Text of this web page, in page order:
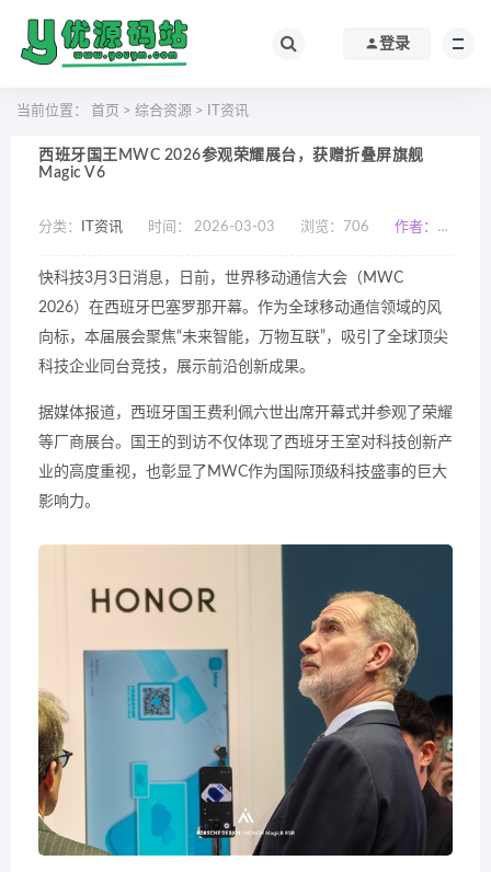
登录
当前位置： 首页 > 综合资源 > IT资讯
西班牙国王MWC 2026参观荣耀展台，获赠折叠屏旗舰
Magic V6
分类： IT资讯 时间： 2026-03-03 浏览： 706 作者：小编
快科技3月3日消息，日前，世界移动通信大会（MWC
2026）在西班牙巴塞罗那开幕。作为全球移动通信领域的风
向标，本届展会聚焦“未来智能，万物互联”，吸引了全球顶尖
科技企业同台竞技，展示前沿创新成果。
据媒体报道，西班牙国王费利佩六世出席开幕式并参观了荣耀
等厂商展台。国王的到访不仅体现了西班牙王室对科技创新产
业的高度重视，也彰显了MWC作为国际顶级科技盛事的巨大
影响力。